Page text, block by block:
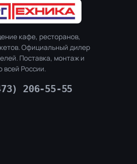
кафе, ресторанов,
Официальный дилер
Поставка, монтаж и
всей России.
206-55-55